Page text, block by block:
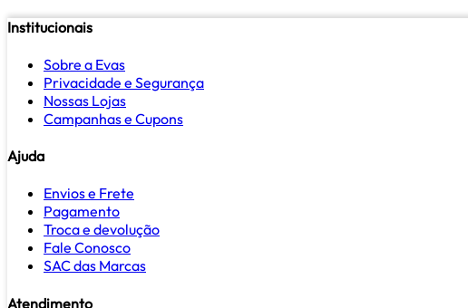
Institucionais
Sobre a Evas
Privacidade e Segurança
Nossas Lojas
Campanhas e Cupons
Ajuda
Envios e Frete
Pagamento
Troca e devolução
Fale Conosco
SAC das Marcas
Atendimento